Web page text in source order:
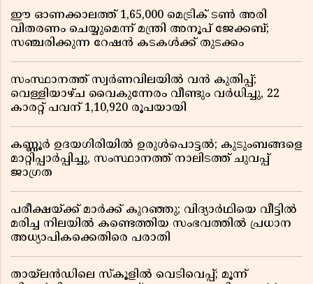
ഈ ഓണക്കാലത്ത് 1,65,000 മെട്രിക് ടൺ അരി
വിതരണം ചെയ്യുമെന്ന് മന്ത്രി അനൂപ് ജേക്കബ്;
സഞ്ചരിക്കുന്ന റേഷൻ കടകൾക്ക് തുടക്കം
സംസ്ഥാനത്ത് സ്വർണവിലയിൽ വൻ കുതിപ്പ്;
വെള്ളിയാഴ്ച വൈകുന്നേരം വീണ്ടും വർധിച്ചു, 22
കാരറ്റ് പവന് 1,10,920 രൂപയായി
കണ്ണൂർ ഉദയഗിരിയിൽ ഉരുൾപൊട്ടൽ; കുടുംബങ്ങളെ
മാറ്റിപ്പാർപ്പിച്ചു, സംസ്ഥാനത്ത് നാലിടത്ത് ചുവപ്പ്
ജാഗ്രത
പരീക്ഷയ്ക്ക് മാർക്ക് കുറഞ്ഞു; വിദ്യാർഥിയെ വീട്ടിൽ
മരിച്ച നിലയിൽ കണ്ടെത്തിയ സംഭവത്തിൽ പ്രധാന
അധ്യാപികക്കെതിരെ പരാതി
തായ്‌ലൻഡിലെ സ്‌കൂളിൽ വെടിവെപ്പ്; മൂന്ന്